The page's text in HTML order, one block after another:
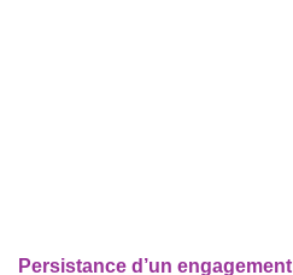
Persistance d’un engagement